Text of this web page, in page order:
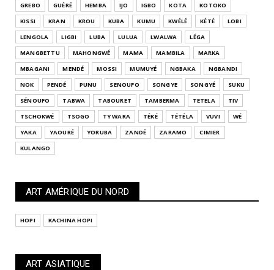
GREBO
GUÉRÉ HEMBA IJO IGBO KOTA
KOTOKO
KISSI
KRAN KROU KUBA KUMU KWÉLÉ KÉTÉ
LOBI
LENGOLA
LIGBI LUBA LULUA LWALWA
LÉGA
MANGBETTU
MAHONGWÉ MAMA MAMBILA
MARKA
MBAGANI
MENDÉ MOSSI MUMUYÉ NGBAKA
NGBANDI
NOK
PENDÉ PUNU SENOUFO SONGYE SONGYÉ
SUKU
SÉNOUFO
TABWA TABOURET TAMBERMA TETELA
TIV
TSCHOKWÉ
TSOGO TY WARA TÉKÉ TÉTÉLA VUVI
WÉ
YAKA
YAOURÉ YORUBA ZANDÉ ZARAMO
CIMIER
KULANGO
ART AMÉRIQUE DU NORD
HOPI KACHINA HOPI
ART ASIATIQUE